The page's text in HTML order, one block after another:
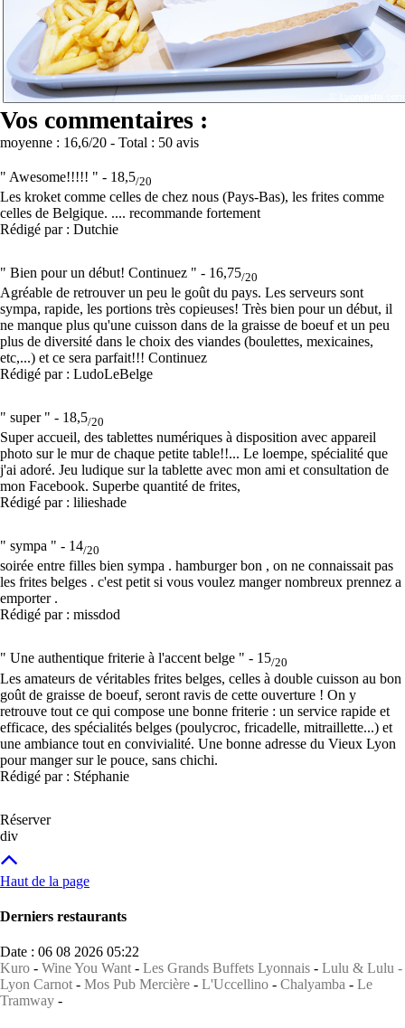
Vos commentaires :
moyenne : 16,6/20 - Total : 50 avis
" Awesome!!!!! " - 18,5/20
Les kroket comme celles de chez nous (Pays-Bas), les frites comme
celles de Belgique. .... recommande fortement
Rédigé par : Dutchie
" Bien pour un début! Continuez " - 16,75/20
Agréable de retrouver un peu le goût du pays. Les serveurs sont
sympa, rapide, les portions très copieuses! Très bien pour un début, il
ne manque plus qu'une cuisson dans de la graisse de boeuf et un peu
plus de diversité dans le choix des viandes (boulettes, mexicaines,
etc,...) et ce sera parfait!!! Continuez
Rédigé par : LudoLeBelge
" super " - 18,5/20
Super accueil, des tablettes numériques à disposition avec appareil
photo sur le mur de chaque petite table!!... Le loempe, spécialité que
j'ai adoré. Jeu ludique sur la tablette avec mon ami et consultation de
mon Facebook. Superbe quantité de frites,
Rédigé par : lilieshade
" sympa " - 14/20
soirée entre filles bien sympa . hamburger bon , on ne connaissait pas
les frites belges . c'est petit si vous voulez manger nombreux prennez a
emporter .
Rédigé par : missdod
" Une authentique friterie à l'accent belge " - 15/20
Les amateurs de véritables frites belges, celles à double cuisson au bon
goût de graisse de boeuf, seront ravis de cette ouverture ! On y
retrouve tout ce qui compose une bonne friterie : un service rapide et
efficace, des spécialités belges (poulycroc, fricadelle, mitraillette...) et
une ambiance tout en convivialité. Une bonne adresse du Vieux Lyon
pour manger sur le pouce, sans chichi.
Rédigé par : Stéphanie
Réserver
div
Haut de la page
Derniers restaurants
Date : 06 08 2026 05:22
Kuro - Wine You Want - Les Grands Buffets Lyonnais - Lulu & Lulu -
Lyon Carnot - Mos Pub Mercière - L'Uccellino - Chalyamba - Le
Tramway -